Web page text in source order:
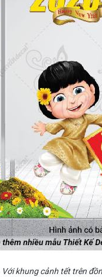
khung cảnh tết trên